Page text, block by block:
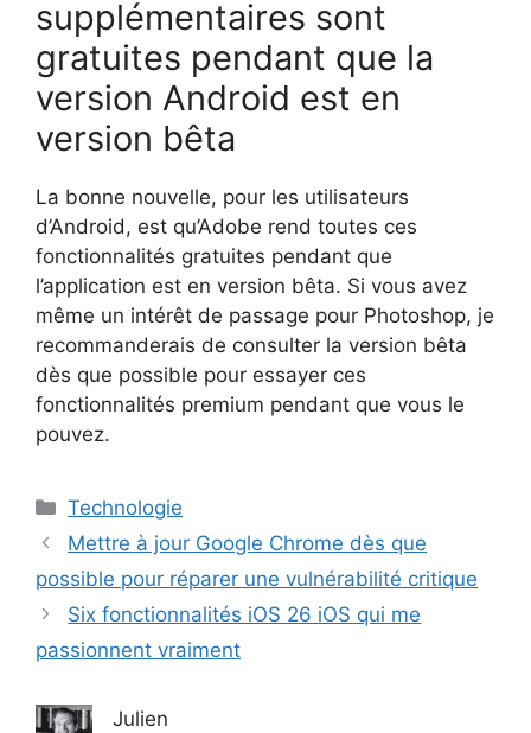
supplémentaires sont
gratuites pendant que la
version Android est en
version bêta
La bonne nouvelle, pour les utilisateurs
d’Android, est qu’Adobe rend toutes ces
fonctionnalités gratuites pendant que
l’application est en version bêta. Si vous avez
même un intérêt de passage pour Photoshop, je
recommanderais de consulter la version bêta
dès que possible pour essayer ces
fonctionnalités premium pendant que vous le
pouvez.
Catégories
Technologie
Mettre à jour Google Chrome dès que
possible pour réparer une vulnérabilité critique
Six fonctionnalités iOS 26 iOS qui me
passionnent vraiment
Julien